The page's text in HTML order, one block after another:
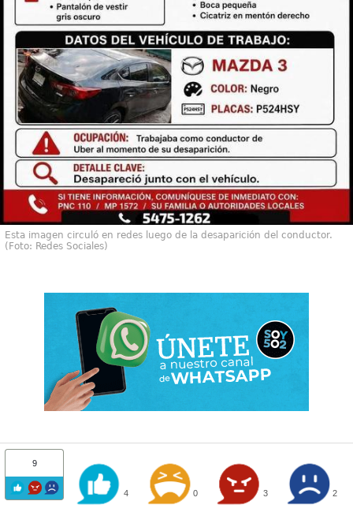
Esta imagen circuló en redes luego de la desaparición del conductor.
(Foto: Redes Sociales)
9
4 0 3 2